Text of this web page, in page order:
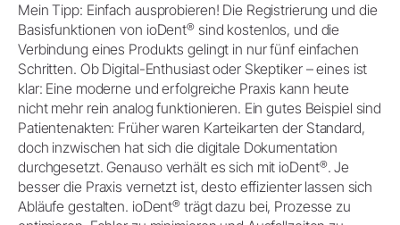
Mein Tipp: Einfach ausprobieren! Die Registrierung und die
Basisfunktionen von ioDent®sind kostenlos, und die
Verbindung eines Produkts gelingt in nur fünf einfachen
Schritten. Ob Digital-Enthusiast oder Skeptiker – eines ist
klar: Eine moderne und erfolgreiche Praxis kann heute
nicht mehr rein analog funktionieren. Ein gutes Beispiel sind
Patientenakten: Früher waren Karteikarten der Standard,
doch inzwischen hat sich die digitale Dokumentation
durchgesetzt. Genauso verhält es sich mit ioDent®. Je
besser die Praxis vernetzt ist, desto effizienter lassen sich
Abläufe gestalten. ioDent® trägt dazu bei, Prozesse zu